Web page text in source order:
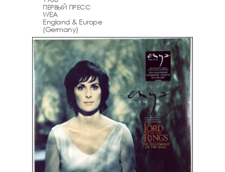
ПЕРВЫЙ ПРЕСС
WEA
England & Europe
(Germany)